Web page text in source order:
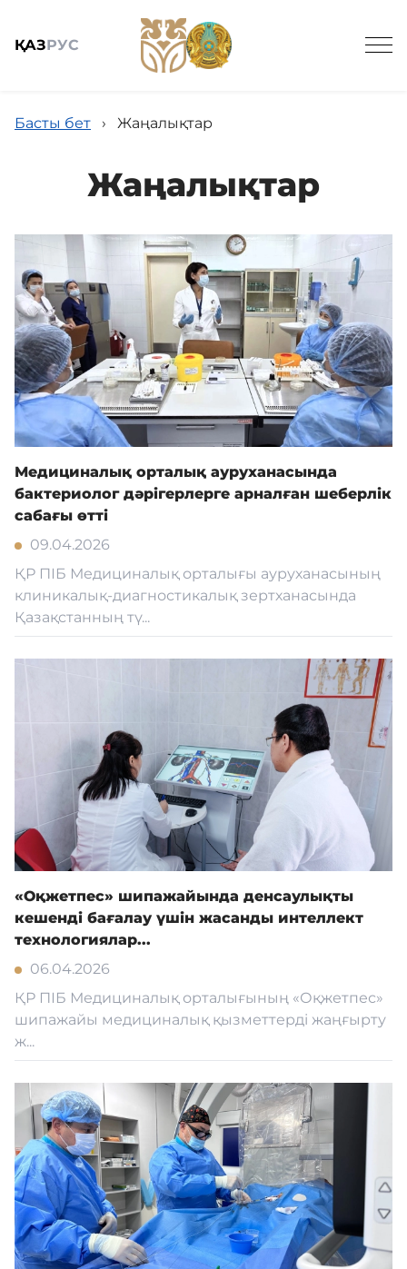
ҚАЗРУС
Баспасөз
Заңнама және кадрлармен қамтамасыз ету
Мемлекеттік сатып алу
Адалдық алаңы
Бірыңғай сөздік
Басты бет › Жаңалықтар
Жаңалықтар
Медициналық орталық ауруханасында
бактериолог дәрігерлерге арналған шеберлік
сабағы өтті
09.04.2026
ҚР ПІБ Медициналық орталығы ауруханасының
клиникалық-диагностикалық зертханасында
Қазақстанның тү...
«Оқжетпес» шипажайында денсаулықты
кешенді бағалау үшін жасанды интеллект
технологиялар...
06.04.2026
ҚР ПІБ Медициналық орталығының «Оқжетпес»
шипажайы медициналық қызметтерді жаңғырту
ж...